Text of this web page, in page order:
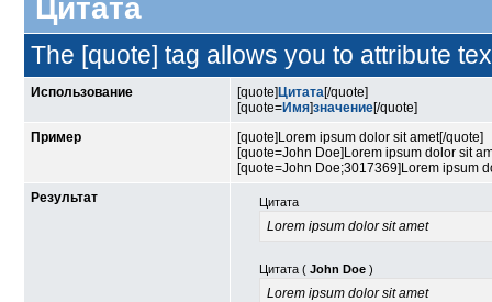
Цитата
The [quote] tag allows you to attribute
Использование [quote] Цитата[/quote]
[quote=Имя]значение[/quote]
Пример
[quote]Lorem ipsum dolor sit amet[/quote]
[quote=John Doe]Lorem ipsum dolor sit
[quote=John Doe;3017369]Lorem ipsum
Результат
Цитата
Lorem ipsum dolor sit amet
Цитата ( John Doe )
Lorem ipsum dolor sit amet